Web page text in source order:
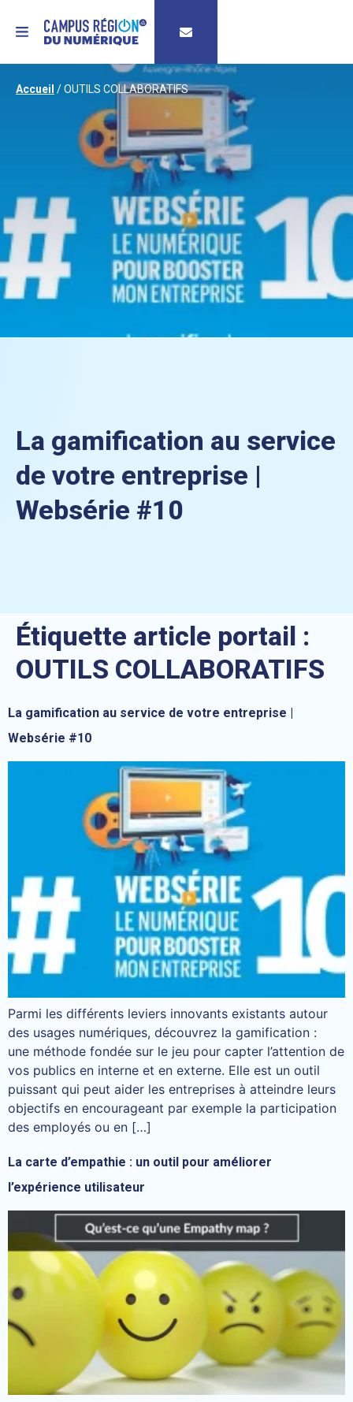
MENU
Accueil /OUTILS COLLABORATIFS
La gamification au service
de votre entreprise |
Websérie #10
Étiquette article portail :
OUTILS COLLABORATIFS
La gamification au service de votre entreprise |
Websérie #10
Parmi les différents leviers innovants existants autour
des usages numériques, découvrez la gamification :
une méthode fondée sur le jeu pour capter l’attention de
vos publics en interne et en externe. Elle est un outil
puissant qui peut aider les entreprises à atteindre leurs
objectifs en encourageant par exemple la participation
des employés ou en […]
La carte d’empathie : un outil pour améliorer
l’expérience utilisateur